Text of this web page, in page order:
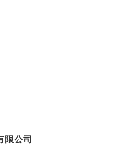
限公司